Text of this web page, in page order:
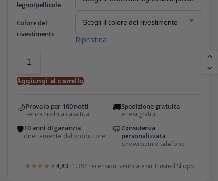
legno/pellicole
Colore del
rivestimento
Ripristina
Aggiungi al carrello
🌙Provalo per 100 notti
senza rischi a casa tua
🚚Spedizione gratuita
e resi gratuiti
🛡10 anni di garanzia
direttamente dal produttore
💬Consulenza
personalizzata
Showroom o telefono
★★★★★4,83 · 1.394 recensioni verificate su Trusted Shops